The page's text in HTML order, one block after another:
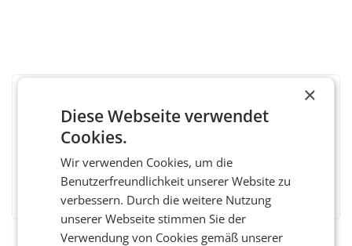
FacebookTwitterMessengerWhatsAppLinkedInXING Teilen
×
Diese Webseite verwendet
Cookies.
Wir verwenden Cookies, um die
Benutzerfreundlichkeit unserer Website zu
verbessern. Durch die weitere Nutzung
unserer Webseite stimmen Sie der
Verwendung von Cookies gemäß unserer